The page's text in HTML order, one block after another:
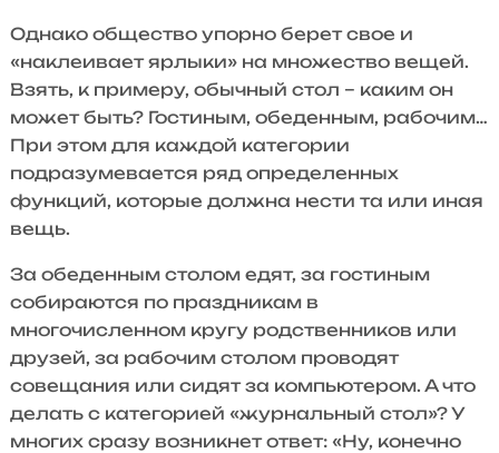
Однако общество упорно берет свое и
«наклеивает ярлыки» на множество вещей.
Взять, к примеру, обычный стол – каким он
может быть? Гостиным, обеденным, рабочим…
При этом для каждой категории
подразумевается ряд определенных
функций, которые должна нести та или иная
вещь.
За обеденным столом едят, за гостиным
собираются по праздникам в
многочисленном кругу родственников или
друзей, за рабочим столом проводят
совещания или сидят за компьютером. А что
делать с категорией «журнальный стол»? У
многих сразу возникнет ответ: «Ну, конечно